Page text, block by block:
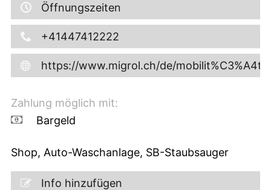
Öffnungszeiten
+41447412222
https://www.migrol.ch/de/
Zahlung möglich mit:
Bargeld
Shop, Auto-Waschanlage, SB-Staubsauger
Info hinzufügen